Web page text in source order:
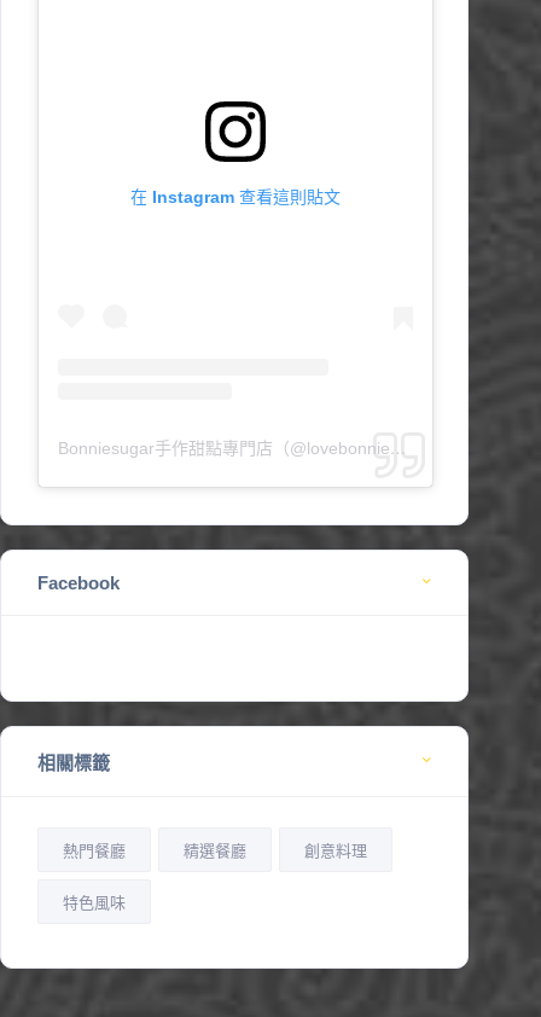
在 Instagram 查看這則貼文
Bonniesugar手作甜點專門店（@lovebonniesugar）分享的貼文
Facebook
相關標籤
熱門餐廳 精選餐廳 創意料理
特色風味